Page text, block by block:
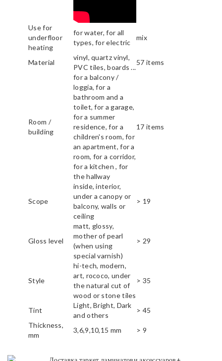
Use for
underfloor
heating
for water, for all
types, for electric
mix
Material
vinyl, quartz vinyl,
PVC tiles, boards ...
57 items
Room /
building
for a balcony /
loggia, for a
bathroom and a
toilet, for a garage,
for a summer
residence, for a
children's room, for
an apartment, for a
room, for a corridor,
for a kitchen , for
the hallway
17 items
Scope
inside, interior,
under a canopy or
balcony, walls or
ceiling
> 19
Gloss level
matt, glossy,
mother of pearl
(when using
special varnish)
> 29
Style
hi-tech, modern,
art, rococo, under
the natural cut of
wood or stone tiles
> 35
Tint
Light, Bright, Dark
and others
> 45
Thickness,
mm
3,6,9,10,15 mm > 9